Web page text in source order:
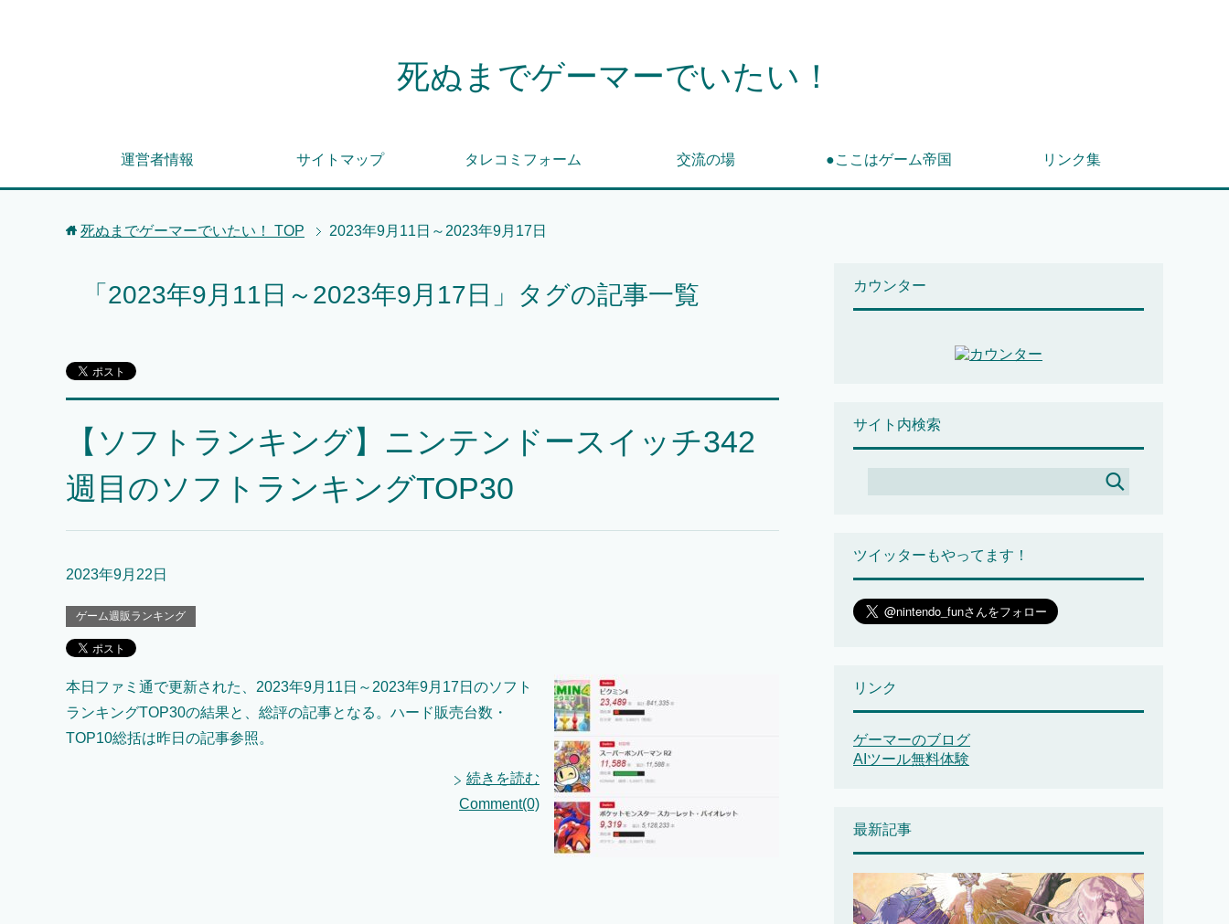
死ぬまでゲーマーでいたい！
運営者情報 サイトマップ タレコミフォーム 交流の場 ●ここはゲーム帝国 リンク集
死ぬまでゲーマーでいたい！ TOP 2023年9月11日～2023年9月17日
「2023年9月11日～2023年9月17日」タグの記事一覧
【ソフトランキング】ニンテンドースイッチ342
週目のソフトランキングTOP30
2023年9月22日
ゲーム週販ランキング
本日ファミ通で更新された、2023年9月11日～2023年9月17日のソフト
ランキングTOP30の結果と、総評の記事となる。ハード販売台数・
TOP10総括は昨日の記事参照。
続きを読む
Comment(0)
カウンター
サイト内検索
ツイッターもやってます！
リンク
ゲーマーのブログ
AIツール無料体験
最新記事